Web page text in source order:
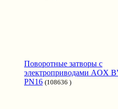
Поворотные затворы с
электроприводами AOX
PN16 (108636 )